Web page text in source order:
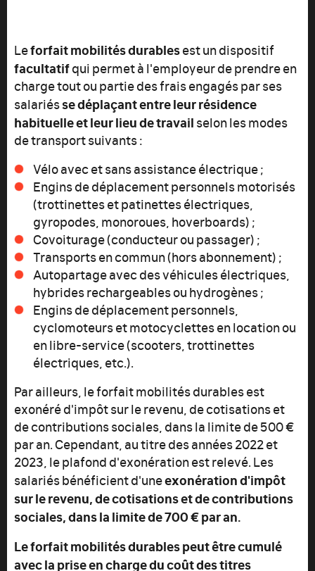
Leforfait mobilités durablesest un dispositif
facultatifqui permet à l'employeur de prendre en
charge tout ou partie des frais engagés par ses
salariésse déplaçant entre leur résidence
habituelle et leur lieu de travailselon les modes
de transport suivants :
Vélo avec et sans assistance électrique ;
Engins de déplacement personnels motorisés
(trottinettes et patinettes électriques,
gyropodes, monoroues, hoverboards) ;
Covoiturage (conducteur ou passager) ;
Transports en commun (hors abonnement) ;
Autopartage avec des véhicules électriques,
hybrides rechargeables ou hydrogènes ;
Engins de déplacement personnels,
cyclomoteurs et motocyclettes en location ou
en libre-service (scooters, trottinettes
électriques, etc.).
Par ailleurs, le forfait mobilités durables est
exonéré d'impôt sur le revenu, de cotisations et
de contributions sociales, dans la limite de 500 €
par an. Cependant, au titre des années 2022 et
2023, le plafond d'exonération est relevé. Les
salariés bénéficient d'uneexonérationd'impôt
sur le revenu, de cotisations et de contributions
sociales, dans la limite de 700 € par an.
Le forfait mobilités durables peut être cumulé
avec la prise en charge du coût des titres